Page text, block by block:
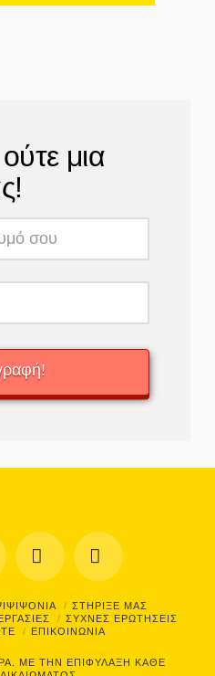
μια
YouTubeInstagram
ΣΤΗΡΙΞΕ ΜΑΣ
ΣΥΧΝΕΣ ΕΡΩΤΗΣΕΙΣ
ΕΠΙΚΟΙΝΩΝΙΑ
ΜΕ ΤΗΝ ΕΠΙΦΥΛΑΞΗ ΚΑΘΕ